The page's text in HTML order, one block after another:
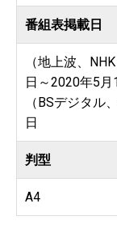
番組表掲載日
（地上波、
日～2020年5月
（BSデジタル
日
判型
A4